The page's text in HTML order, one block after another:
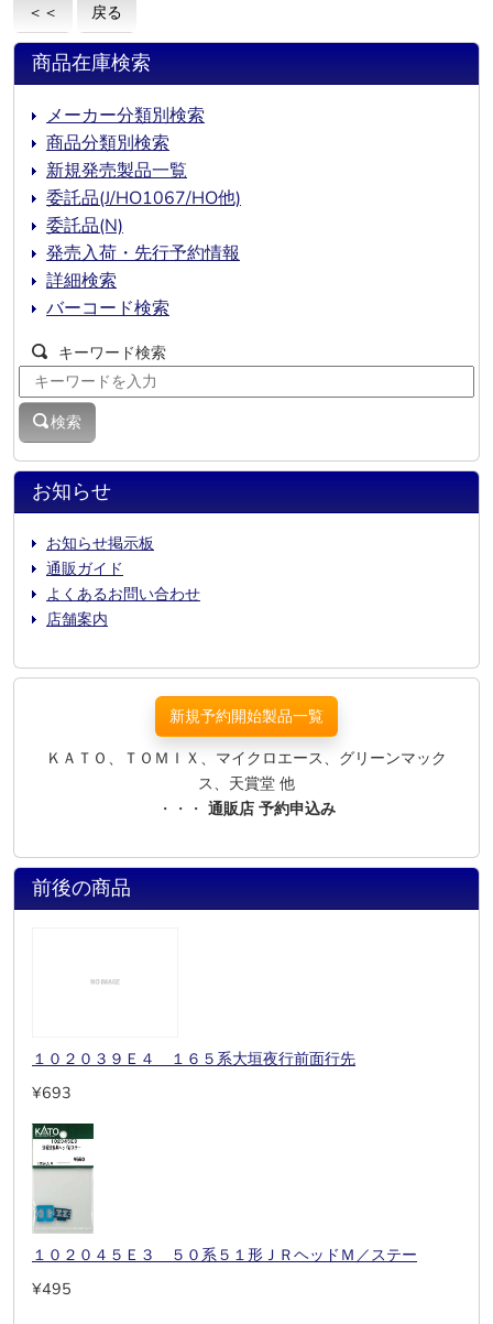
＜＜ 戻る
お知らせ
お知らせ掲示板
通販ガイド
よくあるお問い合わせ
店舗案内
商品在庫検索
メーカー分類別検索
商品分類別検索
新規発売製品一覧
委託品(J/HO1067/HO他)
委託品(N)
発売入荷・先行予約情報
詳細検索
バーコード検索
キーワード検索
検索
新規予約開始製品一覧
ＫＡＴＯ、ＴＯＭＩＸ、マイクロエース、グリーンマック
ス、天賞堂 他
・・・ 通販店 予約申込み
前後の商品
１０２０３９Ｅ４ １６５系大垣夜行前面行先
¥693
１０２０４５Ｅ３ ５０系５１形ＪＲヘッドＭ／ステー
¥495